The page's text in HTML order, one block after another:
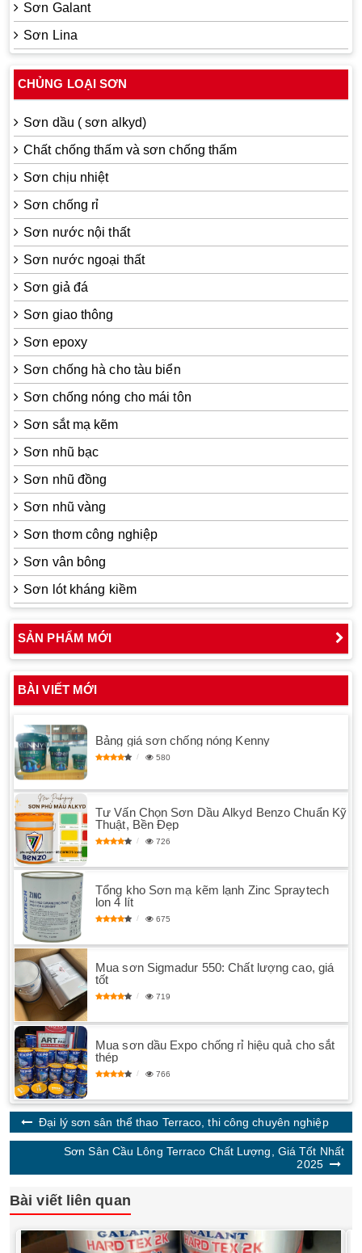
Sơn Galant
Sơn Lina
CHỦNG LOẠI SƠN
Sơn dầu ( sơn alkyd)
Chất chống thấm và sơn chống thấm
Sơn chịu nhiệt
Sơn chống rỉ
Sơn nước nội thất
Sơn nước ngoại thất
Sơn giả đá
Sơn giao thông
Sơn epoxy
Sơn chống hà cho tàu biển
Sơn chống nóng cho mái tôn
Sơn sắt mạ kẽm
Sơn nhũ bạc
Sơn nhũ đồng
Sơn nhũ vàng
Sơn thơm công nghiệp
Sơn vân bông
Sơn lót kháng kiềm
SẢN PHẨM MỚI
BÀI VIẾT MỚI
Bảng giá sơn chống nóng Kenny
580
Tư Vấn Chọn Sơn Dầu Alkyd Benzo Chuẩn Kỹ
Thuật, Bền Đẹp
726
Tổng kho Sơn mạ kẽm lạnh Zinc Spraytech
lon 4 lít
675
Mua sơn Sigmadur 550: Chất lượng cao, giá
tốt
719
Mua sơn dầu Expo chống rỉ hiệu quả cho sắt
thép
766
Đại lý sơn sân thể thao Terraco, thi công chuyên nghiệp
Sơn Sân Cầu Lông Terraco Chất Lượng, Giá Tốt Nhất
2025
Bài viết liên quan